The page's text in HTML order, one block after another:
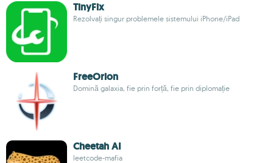
TinyFix
Rezolvați singur problemele sistemului iPhone/iPad
FreeOrion
Domină galaxia, fie prin forță, fie prin diplomație
Cheetah AI
leetcode-mafia